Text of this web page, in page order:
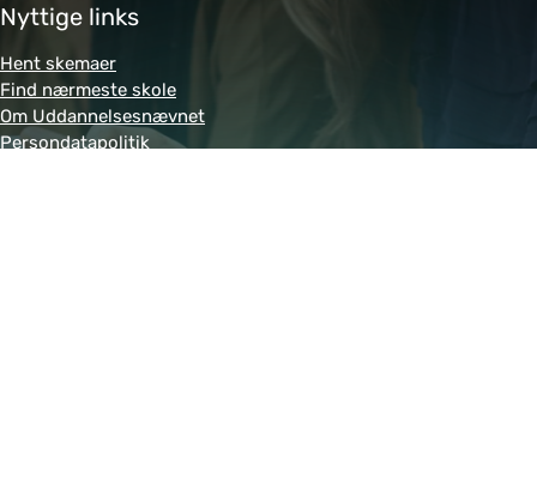
Nyttige links
Hent skemaer
Find nærmeste skole
Om Uddannelsesnævnet
Persondatapolitik